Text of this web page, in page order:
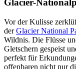
Glacier-
Vor der Kulisse
derGlacier National
Wildnis. Die Flüsse
Gletschern gespeist
perfekt für
offenbaren nicht nur